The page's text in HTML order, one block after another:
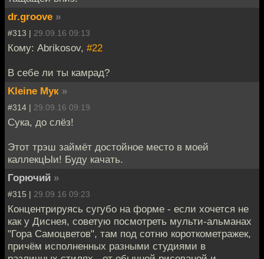
dr.groove »
#313 | 29.09.16 09:13
Кому: Abrikosov, #22
В себе ли ты камрад?
Kleine Мук »
#314 | 29.09.16 09:19
Сука, до слёз!
Этот трэш займёт достойное место в моей
каллекцЫи! Буду качать.
Горючий »
#315 | 29.09.16 09:23
Концентрируясь сугубо на форме - если хочется не
как у Диснея, советую посмотреть мульти-альманах
"Гора Самоцветов", там под сотню короткометражек,
причём исполненных разными студиями в